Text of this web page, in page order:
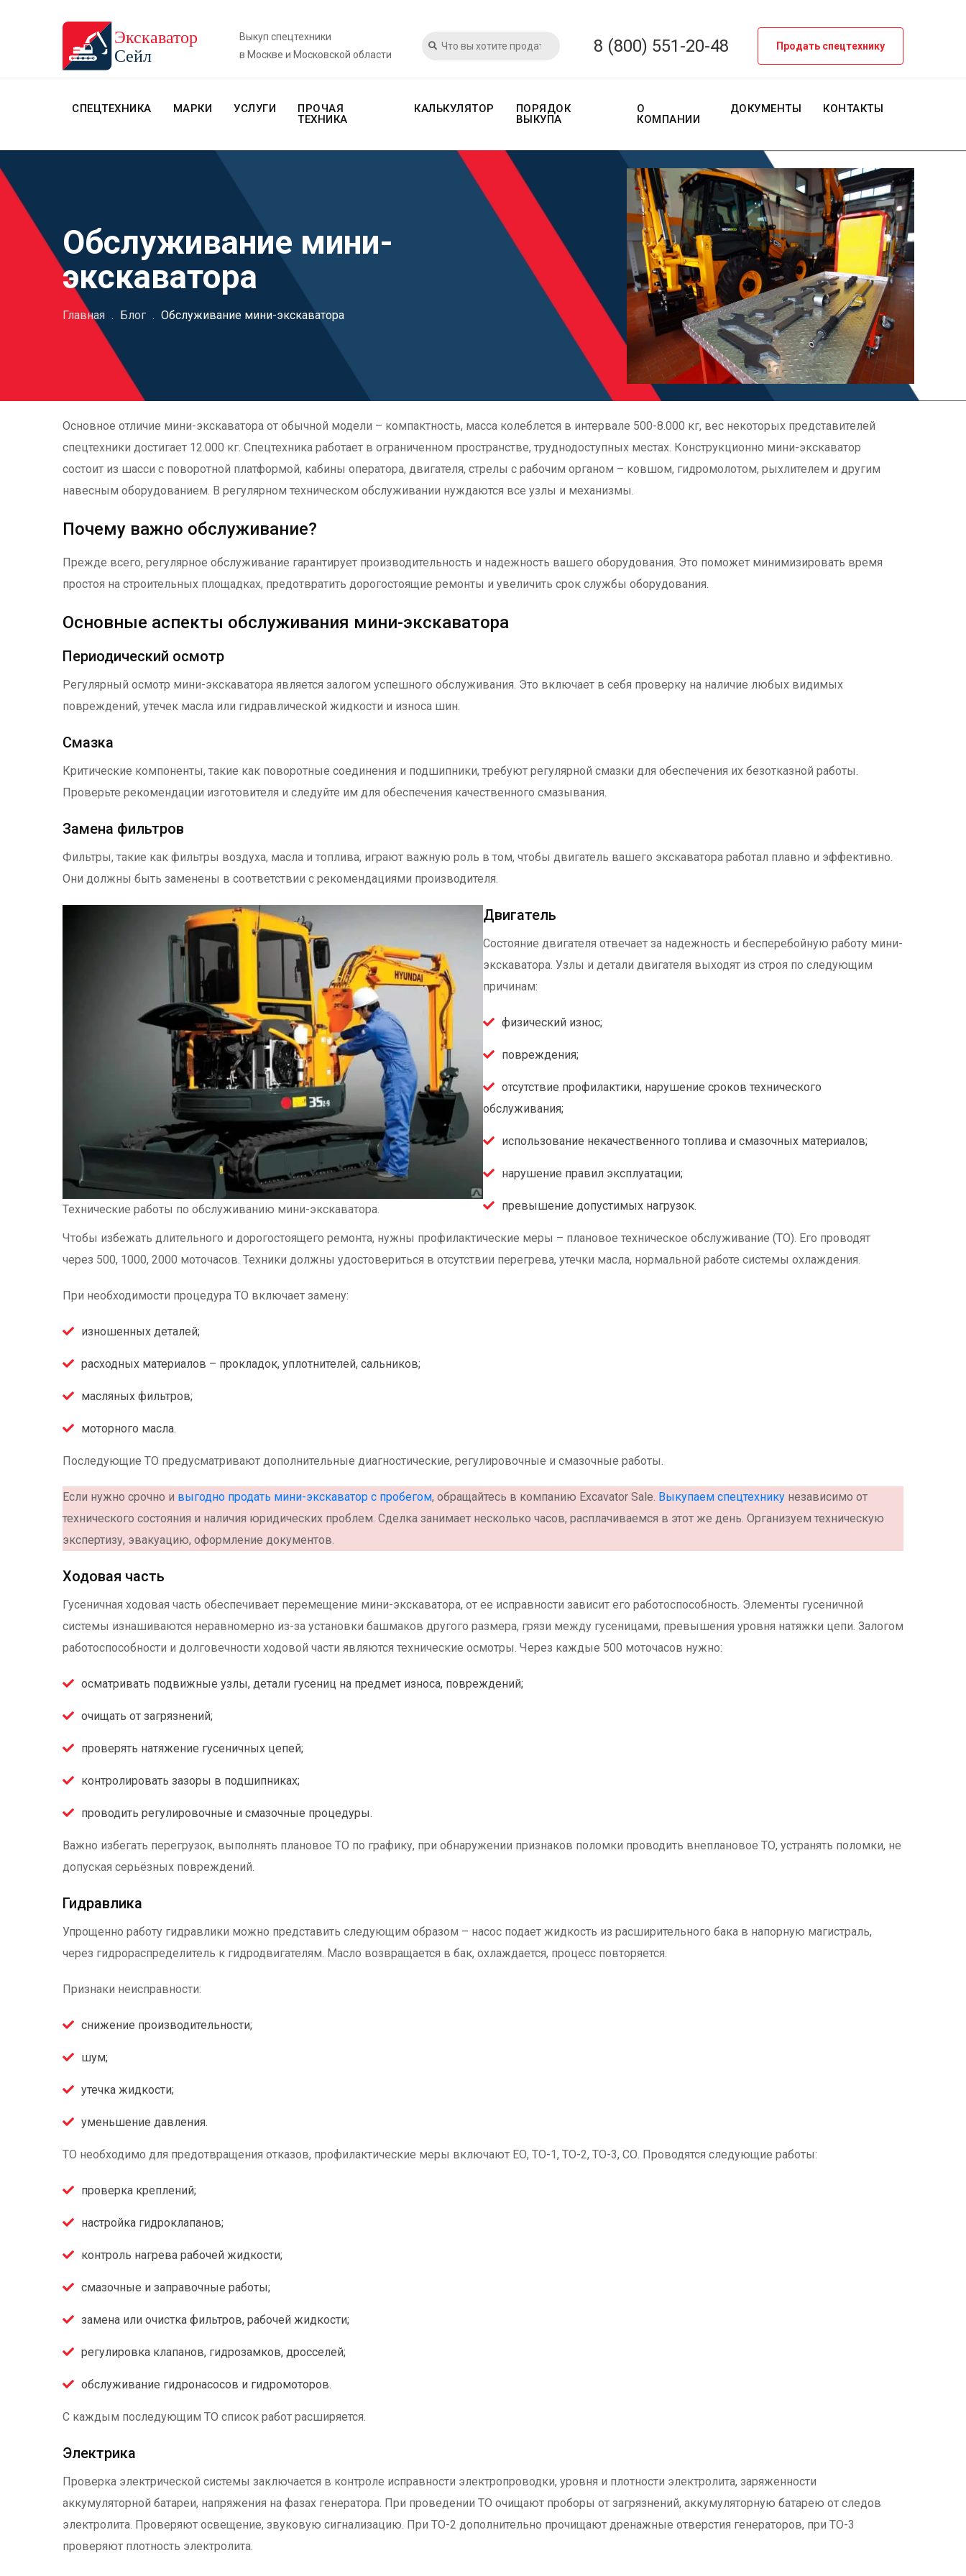
Выкуп спецтехники
в Москве и Московской области
8 (800) 551-20-48 Продать спецтехнику
СПЕЦТЕХНИКА МАРКИ УСЛУГИ
ПРОЧАЯ
ТЕХНИКА
КАЛЬКУЛЯТОР
ПОРЯДОК
ВЫКУПА
О
КОМПАНИИ
ДОКУМЕНТЫ КОНТАКТЫ
Обслуживание мини-
экскаватора
Главная . Блог . Обслуживание мини-экскаватора
Основное отличие мини-экскаватора от обычной модели – компактность, масса колеблется в интервале 500-8.000 кг, вес некоторых представителей
спецтехники достигает 12.000 кг. Спецтехника работает в ограниченном пространстве, труднодоступных местах. Конструкционно мини-экскаватор
состоит из шасси с поворотной платформой, кабины оператора, двигателя, стрелы с рабочим органом – ковшом, гидромолотом, рыхлителем и другим
навесным оборудованием. В регулярном техническом обслуживании нуждаются все узлы и механизмы.
Почему важно обслуживание?
Прежде всего, регулярное обслуживание гарантирует производительность и надежность вашего оборудования. Это поможет минимизировать время
простоя на строительных площадках, предотвратить дорогостоящие ремонты и увеличить срок службы оборудования.
Основные аспекты обслуживания мини-экскаватора
Периодический осмотр
Регулярный осмотр мини-экскаватора является залогом успешного обслуживания. Это включает в себя проверку на наличие любых видимых
повреждений, утечек масла или гидравлической жидкости и износа шин.
Смазка
Критические компоненты, такие как поворотные соединения и подшипники, требуют регулярной смазки для обеспечения их безотказной работы.
Проверьте рекомендации изготовителя и следуйте им для обеспечения качественного смазывания.
Замена фильтров
Фильтры, такие как фильтры воздуха, масла и топлива, играют важную роль в том, чтобы двигатель вашего экскаватора работал плавно и эффективно.
Они должны быть заменены в соответствии с рекомендациями производителя.
Технические работы по обслуживанию мини-экскаватора.
Двигатель
Состояние двигателя отвечает за надежность и бесперебойную работу мини-
экскаватора. Узлы и детали двигателя выходят из строя по следующим
причинам:
физический износ;
повреждения;
отсутствие профилактики, нарушение сроков технического
обслуживания;
использование некачественного топлива и смазочных материалов;
нарушение правил эксплуатации;
превышение допустимых нагрузок.
Чтобы избежать длительного и дорогостоящего ремонта, нужны профилактические меры – плановое техническое обслуживание (ТО). Его проводят
через 500, 1000, 2000 моточасов. Техники должны удостовериться в отсутствии перегрева, утечки масла, нормальной работе системы охлаждения.
При необходимости процедура ТО включает замену:
изношенных деталей;
расходных материалов – прокладок, уплотнителей, сальников;
масляных фильтров;
моторного масла.
Последующие ТО предусматривают дополнительные диагностические, регулировочные и смазочные работы.
Если нужно срочно и выгодно продать мини-экскаватор с пробегом, обращайтесь в компанию Excavator Sale. Выкупаем спецтехнику независимо от
технического состояния и наличия юридических проблем. Сделка занимает несколько часов, расплачиваемся в этот же день. Организуем техническую
экспертизу, эвакуацию, оформление документов.
Ходовая часть
Гусеничная ходовая часть обеспечивает перемещение мини-экскаватора, от ее исправности зависит его работоспособность. Элементы гусеничной
системы изнашиваются неравномерно из-за установки башмаков другого размера, грязи между гусеницами, превышения уровня натяжки цепи. Залогом
работоспособности и долговечности ходовой части являются технические осмотры. Через каждые 500 моточасов нужно:
осматривать подвижные узлы, детали гусениц на предмет износа, повреждений;
очищать от загрязнений;
проверять натяжение гусеничных цепей;
контролировать зазоры в подшипниках;
проводить регулировочные и смазочные процедуры.
Важно избегать перегрузок, выполнять плановое ТО по графику, при обнаружении признаков поломки проводить внеплановое ТО, устранять поломки, не
допуская серьёзных повреждений.
Гидравлика
Упрощенно работу гидравлики можно представить следующим образом – насос подает жидкость из расширительного бака в напорную магистраль,
через гидрораспределитель к гидродвигателям. Масло возвращается в бак, охлаждается, процесс повторяется.
Признаки неисправности:
снижение производительности;
шум;
утечка жидкости;
уменьшение давления.
ТО необходимо для предотвращения отказов, профилактические меры включают ЕО, ТО-1, ТО-2, ТО-3, СО. Проводятся следующие работы:
проверка креплений;
настройка гидроклапанов;
контроль нагрева рабочей жидкости;
смазочные и заправочные работы;
замена или очистка фильтров, рабочей жидкости;
регулировка клапанов, гидрозамков, дросселей;
обслуживание гидронасосов и гидромоторов.
С каждым последующим ТО список работ расширяется.
Электрика
Проверка электрической системы заключается в контроле исправности электропроводки, уровня и плотности электролита, заряженности
аккумуляторной батареи, напряжения на фазах генератора. При проведении ТО очищают проборы от загрязнений, аккумуляторную батарею от следов
электролита. Проверяют освещение, звуковую сигнализацию. При ТО-2 дополнительно прочищают дренажные отверстия генераторов, при ТО-3
проверяют плотность электролита.